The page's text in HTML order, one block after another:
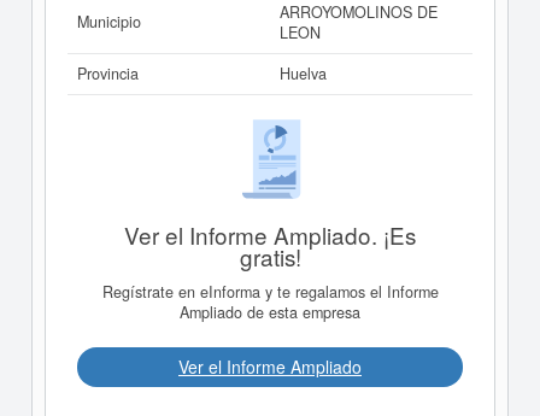
Municipio
ARROYOMOLINOS DE
LEON
Provincia
Huelva
Ver el Informe Ampliado. ¡Es
gratis!
Regístrate en eInforma y te regalamos el Informe
Ampliado de esta empresa
Ver el Informe Ampliado